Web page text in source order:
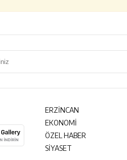
ERZİNCAN
EKONOMİ
ÖZEL HABER
SİYASET